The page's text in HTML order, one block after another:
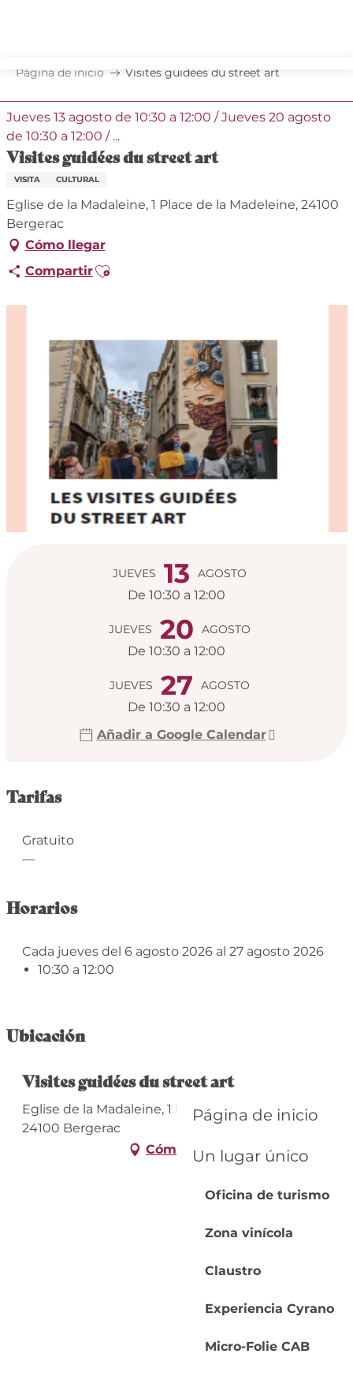
principal
Página de inicio
Un lugar único
Oficina de turismo
Zona vinícola
Claustro
Experiencia Cyrano
Micro-Folie CAB
Página de inicio Visites guidées du street art
Jueves 13 agosto de 10:30 a 12:00 / Jueves 20 agosto
de 10:30 a 12:00 / ...
Visites guidées du street art
VISITA CULTURAL
Eglise de la Madaleine, 1 Place de la Madeleine, 24100
Bergerac
Cómo llegar
CompartirAjouter aux favoris
Horarios y datos
JUEVES 13 AGOSTO
De 10:30 a 12:00
JUEVES 20 AGOSTO
De 10:30 a 12:00
JUEVES 27 AGOSTO
De 10:30 a 12:00
Añadir a Google Calendar
Tarifas
Gratuito
—
Horarios
Cada jueves del 6 agosto 2026 al 27 agosto 2026
10:30 a 12:00
Ubicación
Visites guidées du street art
Eglise de la Madaleine, 1 Place de la Madeleine,
24100 Bergerac
Cómo llegar